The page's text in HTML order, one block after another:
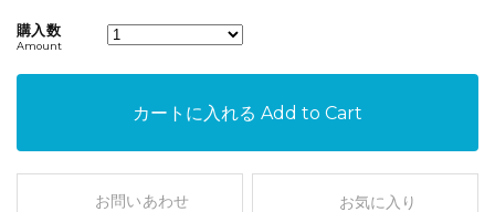
購入数
Amount
カートに入れる Add to Cart
お問いあわせ お気に入り